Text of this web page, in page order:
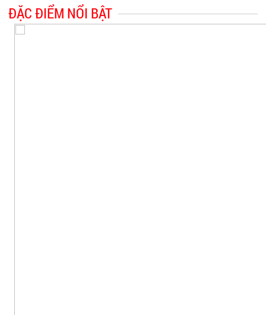
ĐẶC ĐIỂM NỔI BẬT